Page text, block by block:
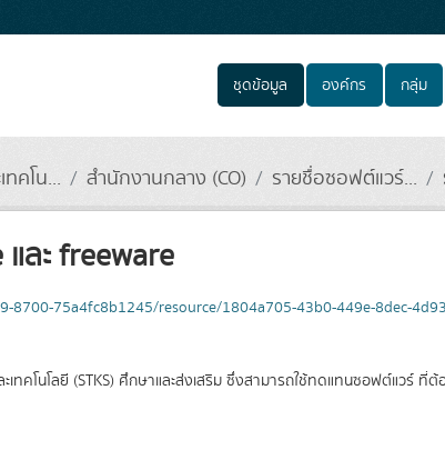
ชุดข้อมูล องค์กร กลุ่ม
คโน... สำนักงานกลาง (CO) รายชื่อซอฟต์แวร์...
ละ freeware
75a4fc8b1245/resource/1804a705-43b0-449e-8dec-
คโนโลยี (STKS) ศึกษาและส่งเสริม ซึ่งสามารถใช้ทดแทนซอฟต์แวร์